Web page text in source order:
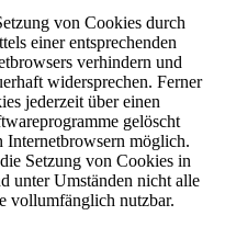
von Cookies durch
einer entsprechenden
verhindern und
widersprechen. Ferner
jederzeit über einen
gelöscht
Internetbrowsern möglich.
Setzung von Cookies in
unter Umständen nicht alle
vollumfänglich nutzbar.